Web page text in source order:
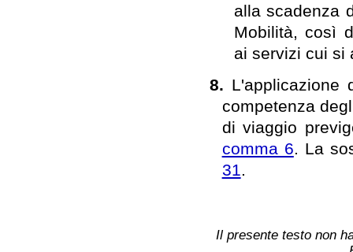
alla scadenza
Mobilità, così
ai servizi cui si
8. L'applicazione
competenza
di viaggio
comma 6. La
31.
Il presente testo non